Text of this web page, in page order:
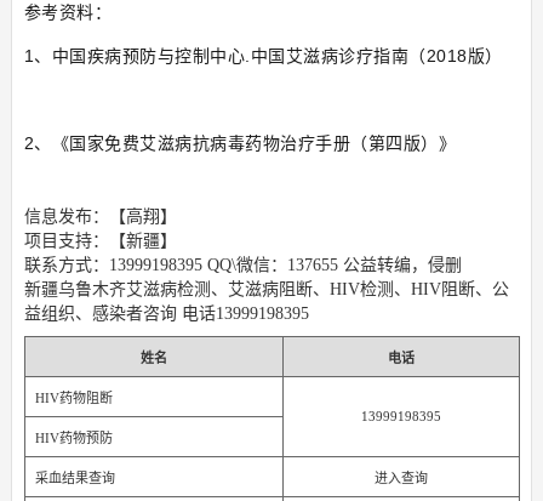
参考资料：
1、中国疾病预防与控制中心.中国艾滋病诊疗指南（2018版）
2、《国家免费艾滋病抗病毒药物治疗手册（第四版）》
信息发布：【高翔】
项目支持：【新疆】
联系方式：13999198395 QQ\微信：137655 公益转编，侵删
新疆乌鲁木齐艾滋病检测、艾滋病阻断、HIV检测、HIV阻断、公
益组织、感染者咨询 电话13999198395
姓名 电话
HIV药物阻断
13999198395
HIV药物预防
采血结果查询 进入查询